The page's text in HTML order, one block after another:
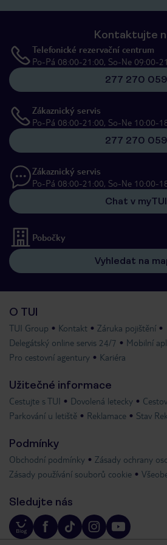
Kontaktujte
Telefonické rezervační centrum
Po-Pá 08:00-21:00, So-Ne 09:00-
277 270 059
Zákaznický servis
Po-Pá 08:00-21:00, So-Ne 10:00-
277 270 059
Zákaznický servis
Po-Pá 08:00-21:00, So-Ne 10:00-
Chat v myTUI
Pobočky
Vyhledat na
O TUI
TUI Group Kontakt
Záruka pojištění
Delegátský online servis 24/7
Mobilní
Pro cestovní agentury
Kariéra
Užitečné informace
Cestujte s TUI Dovolená letecky
Parkování u letiště
Reklamace Stav
Podmínky
Obchodní podmínky
Zásady ochrany
Zásady používání souborů cookie
Sledujte nás